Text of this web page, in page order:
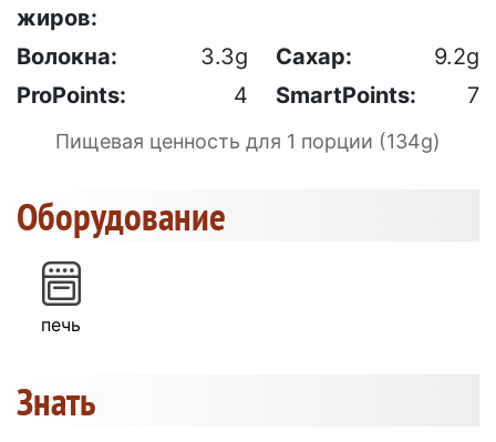
жиров:
Волокна: 3.3g Сахар:
9.2g
ProPoints:
4 SmartPoints: 7
Пищевая ценность для 1 порции (134g)
Оборудование
печь
Знать